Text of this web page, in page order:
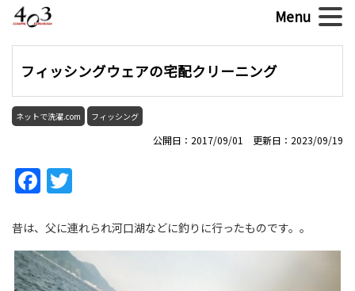
フィッシングウェアの宅配クリーニング
ネットで洗濯.com フィッシング
公開日：2017/09/01 更新日：2023/09/19
Facebook
昔は、父に連れられ河口湖などに釣りに行ったものです。。